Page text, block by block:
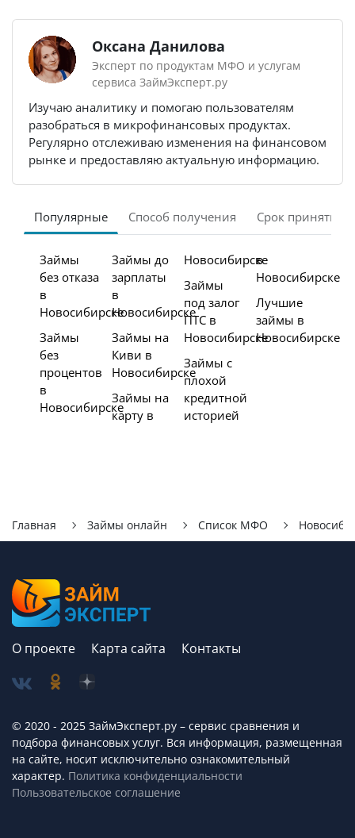
Оксана Данилова
Эксперт по продуктам МФО и услугам
сервиса ЗаймЭксперт.ру
Изучаю аналитику и помогаю пользователям
разобраться в микрофинансовых продуктах.
Регулярно отслеживаю изменения на финансовом
рынке и предоставляю актуальную информацию.
Популярные Способ получения Срок принятия
Займы
без отказа
в
Новосибирске
Займы
без
процентов
в
Новосибирске
Займы до
зарплаты
в
Новосибирске
Займы на
Киви в
Новосибирске
Займы на
карту в
Новосибирске
Займы
под залог
ПТС в
Новосибирске
Займы с
плохой
кредитной
историей
в
Новосибирске
Лучшие
займы в
Новосибирске
Главная Займы онлайн Список МФО
О проекте Карта сайта Контакты
© 2020 - 2025 ЗаймЭксперт.ру – сервис cравнения и
подбора финансовых услуг. Вся информация, размещенная
на сайте, носит исключительно ознакомительный
характер. Политика конфиденциальности
Пользовательское соглашение